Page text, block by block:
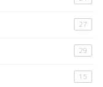
27
29
15